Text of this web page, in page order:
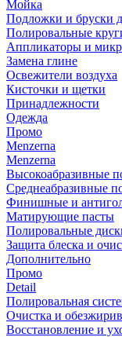
Мойка
Подложки и бруски
Полировальные
Аппликаторы и
Замена глине
Освежители воздуха
Кисточки и щетки
Принадлежности
Одежда
Промо
Menzerna
Menzerna
Высокоабразивные
Среднеабразивные
Финишные и
Матирующие пасты
Полировальные
Защита блеска и
Дополнительно
Промо
Detail
Полировальная
Очистка и
Восстановление и